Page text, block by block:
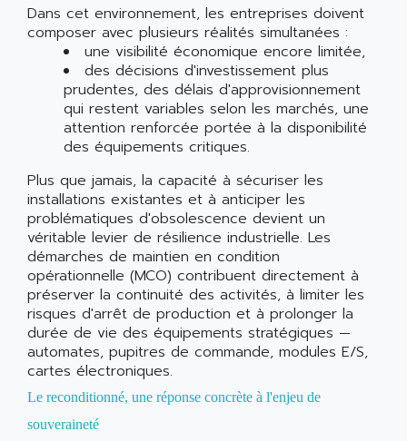
Dans cet environnement, les entreprises doivent
composer avec plusieurs réalités simultanées :
une visibilité économique encore limitée,
des décisions d'investissement plus
prudentes, des délais d'approvisionnement
qui restent variables selon les marchés, une
attention renforcée portée à la disponibilité
des équipements critiques.
Plus que jamais, la capacité à sécuriser les
installations existantes et à anticiper les
problématiques d'obsolescence devient un
véritable levier de résilience industrielle. Les
démarches de maintien en condition
opérationnelle (MCO) contribuent directement à
préserver la continuité des activités, à limiter les
risques d'arrêt de production et à prolonger la
durée de vie des équipements stratégiques —
automates, pupitres de commande, modules E/S,
cartes électroniques.
Le reconditionné, une réponse concrète à l'enjeu de
souveraineté